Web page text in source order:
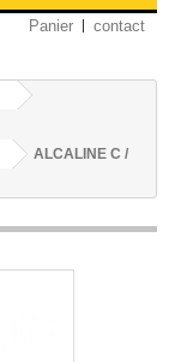
Panier contact
ALCALINE C /